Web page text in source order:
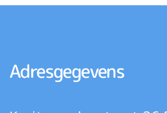
Adresgegevens